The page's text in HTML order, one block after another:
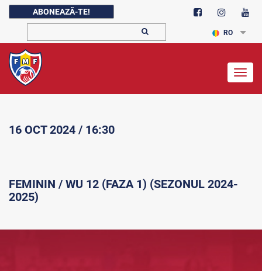
ABONEAZĂ-TE!
RO
16 OCT 2024 / 16:30
FEMININ / WU 12 (FAZA 1) (SEZONUL 2024-
2025)